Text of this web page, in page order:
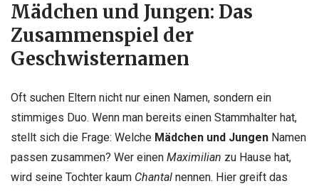
Mädchen und Jungen: Das
Zusammenspiel der
Geschwisternamen
Oft suchen Eltern nicht nur einen Namen, sondern ein
stimmiges Duo. Wenn man bereits einen Stammhalter hat,
stellt sich die Frage: Welche Mädchen und Jungen Namen
passen zusammen? Wer einen Maximilian zu Hause hat,
wird seine Tochter kaum Chantal nennen. Hier greift das